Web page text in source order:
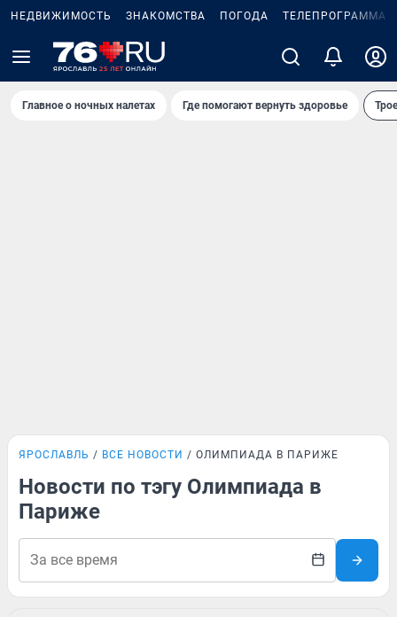
НЕДВИЖИМОСТЬ ЗНАКОМСТВА ПОГОДА ТЕЛЕПРОГРАММА
Главное о ночных налетах Где помогают вернуть здоровье
ЯРОСЛАВЛЬ ВСЕ НОВОСТИ ОЛИМПИАДА В ПАРИЖЕ
Новости по тэгу Олимпиада в
Париже